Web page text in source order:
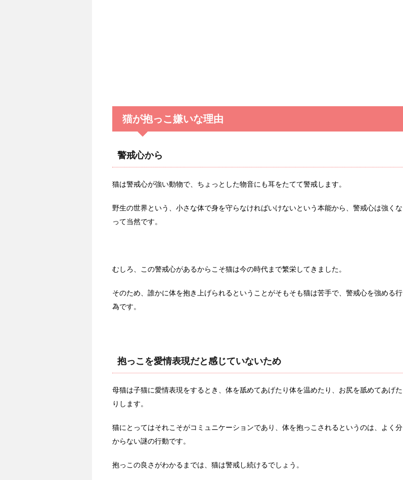
猫が抱っこ嫌いな理由
警戒心から
猫は警戒心が強い動物で、ちょっとした物音にも耳をたてて警戒します。
野生の世界という、小さな体で身を守らなければいけないという本能から、警戒心は強くな
って当然です。
むしろ、この警戒心があるからこそ猫は今の時代まで繁栄してきました。
そのため、誰かに体を抱き上げられるということがそもそも猫は苦手で、警戒心を強める行
為です。
抱っこを愛情表現だと感じていないため
母猫は子猫に愛情表現をするとき、体を舐めてあげたり体を温めたり、お尻を舐めてあげた
りします。
猫にとってはそれこそがコミュニケーションであり、体を抱っこされるというのは、よく分
からない謎の行動です。
抱っこの良さがわかるまでは、猫は警戒し続けるでしょう。